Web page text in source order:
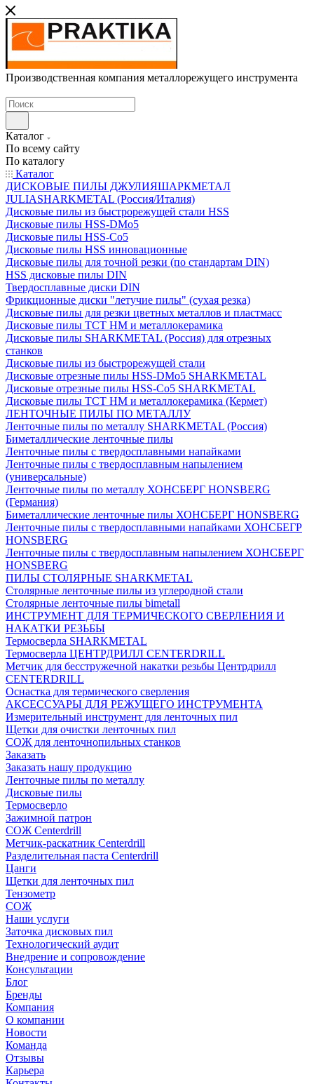
Производственная компания металлорежущего инструмента
Каталог
По всему сайту
По каталогу
Каталог
ДИСКОВЫЕ ПИЛЫ ДЖУЛИЯШАРКМЕТАЛ
JULIASHARKMETAL (Россия/Италия)
Дисковые пилы из быстрорежущей стали HSS
Дисковые пилы HSS-DMo5
Дисковые пилы HSS-Co5
Дисковые пилы HSS инновационные
Дисковые пилы для точной резки (по стандартам DIN)
HSS дисковые пилы DIN
Твердосплавные диски DIN
Фрикционные диски "летучие пилы" (сухая резка)
Дисковые пилы для резки цветных металлов и пластмасс
Дисковые пилы ТСТ НМ и металлокерамика
Дисковые пилы SHARKMETAL (Россия) для отрезных
станков
Дисковые пилы из быстрорежущей стали
Дисковые отрезные пилы HSS-DMo5 SHARKMETAL
Дисковые отрезные пилы HSS-Co5 SHARKMETAL
Дисковые пилы ТСТ НМ и металлокерамика (Кермет)
ЛЕНТОЧНЫЕ ПИЛЫ ПО МЕТАЛЛУ
Ленточные пилы по металлу SHARKMETAL (Россия)
Биметаллические ленточные пилы
Ленточные пилы с твердосплавными напайками
Ленточные пилы с твердосплавным напылением
(универсальные)
Ленточные пилы по металлу ХОНСБЕРГ HONSBERG
(Германия)
Биметаллические ленточные пилы ХОНСБЕРГ HONSBERG
Ленточные пилы с твердосплавными напайками ХОНСБЕГР
HONSBERG
Ленточные пилы с твердосплавным напылением ХОНСБЕРГ
HONSBERG
ПИЛЫ СТОЛЯРНЫЕ SHARKMETAL
Столярные ленточные пилы из углеродной стали
Столярные ленточные пилы bimetall
ИНСТРУМЕНТ ДЛЯ ТЕРМИЧЕСКОГО СВЕРЛЕНИЯ И
НАКАТКИ РЕЗЬБЫ
Термосверла SHARKMETAL
Термосверла ЦЕНТРДРИЛЛ CENTERDRILL
Метчик для бесстружечной накатки резьбы Центрдрилл
CENTERDRILL
Оснастка для термического сверления
АКСЕССУАРЫ ДЛЯ РЕЖУЩЕГО ИНСТРУМЕНТА
Измерительный инструмент для ленточных пил
Щетки для очистки ленточных пил
СОЖ для ленточнопильных станков
Заказать
Заказать нашу продукцию
Ленточные пилы по металлу
Дисковые пилы
Термосверло
Зажимной патрон
СОЖ Centerdrill
Метчик-раскатник Centerdrill
Разделительная паста Centerdrill
Цанги
Щетки для ленточных пил
Тензометр
СОЖ
Наши услуги
Заточка дисковых пил
Технологический аудит
Внедрение и сопровождение
Консультации
Блог
Бренды
Компания
О компании
Новости
Команда
Отзывы
Карьера